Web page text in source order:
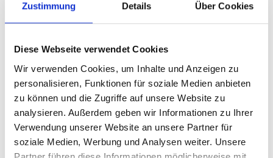
Zustimmung Details Über Cookies
Diese Webseite verwendet Cookies
Wir verwenden Cookies, um Inhalte und Anzeigen zu
personalisieren, Funktionen für soziale Medien anbieten
zu können und die Zugriffe auf unsere Website zu
analysieren. Außerdem geben wir Informationen zu Ihrer
Verwendung unserer Website an unsere Partner für
soziale Medien, Werbung und Analysen weiter. Unsere
Regulärer Preis: